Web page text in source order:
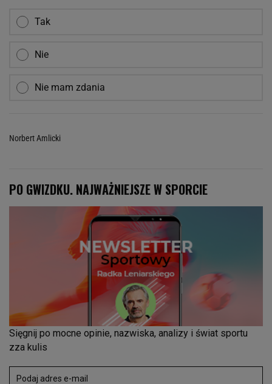
Tak
Nie
Nie mam zdania
Norbert Amlicki